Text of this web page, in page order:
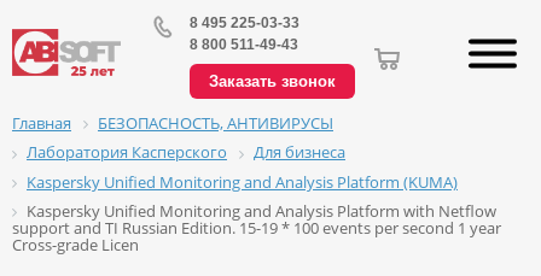
8 495 225-03-33
8 800 511-49-43
Заказать звонок
Главная
БЕЗОПАСНОСТЬ, АНТИВИРУСЫ
Лаборатория Касперского
Для бизнеса
Kaspersky Unified Monitoring and Analysis Platform (KUMA)
Kaspersky Unified Monitoring and Analysis Platform with Netflow
support and TI Russian Edition. 15-19 * 100 events per second 1 year
Cross-grade Licen